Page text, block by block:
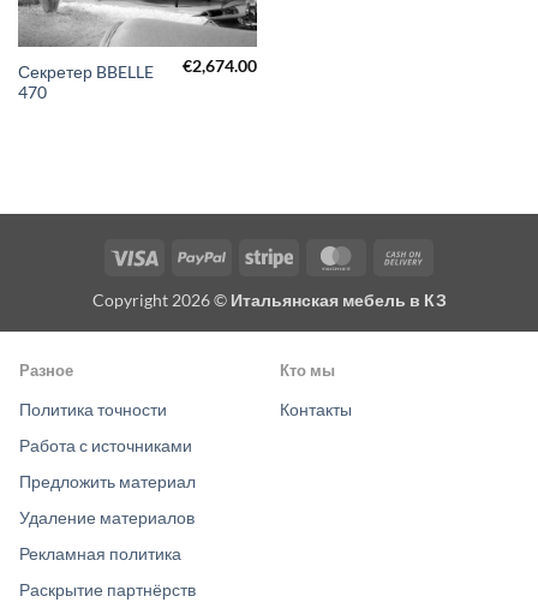
Секретер BBELLE
470
€2,674.00
Visa PayPal Stripe MasterCard
Delivery
Copyright 2026 © Итальянская мебель в КЗ
Разное
Политика точности
Работа с источниками
Предложить материал
Удаление материалов
Рекламная политика
Раскрытие партнёрств
Кто мы
Контакты